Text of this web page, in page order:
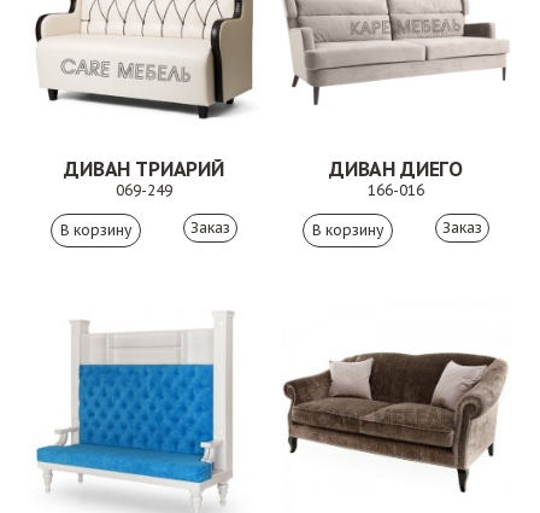
ДИВАН ТРИАРИЙ
069-249
Заказ
ДИВАН ДИЕГО
166-016
Заказ